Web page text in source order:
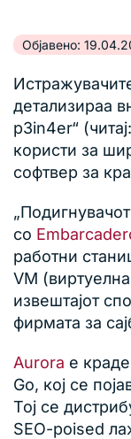
Објавено:
детализираа
p3in4er“
користи за
софтвер за
со
работни
VM
извештајот
фирмата за
Aurora е
Go, кој се
Тој се
SEO-poised